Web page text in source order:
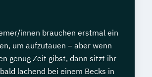
innen brauchen erstmal ein
um aufzutauen – aber wenn
genug Zeit gibst, dann sitzt ihr
lachend bei einem Becks in